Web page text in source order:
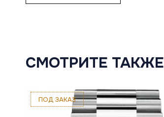
СМОТРИТЕ ТАКЖЕ
ПОД ЗАКАЗ